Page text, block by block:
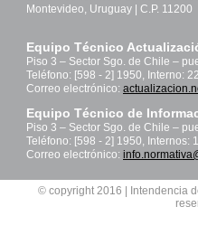
Montevideo, Uruguay | C.P. 11200
Equipo Técnico
Piso 3 – Sector Sgo. de Chile –
Teléfono: [598 - 2] 1950, Interno:
Correo electrónico:
Equipo Técnico de
Piso 3 – Sector Sgo. de Chile –
Teléfono: [598 - 2] 1950, Internos:
Correo electrónico:
© copyright 2016 | Intendencia